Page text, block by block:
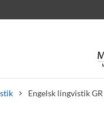
Engelsk lingvistik